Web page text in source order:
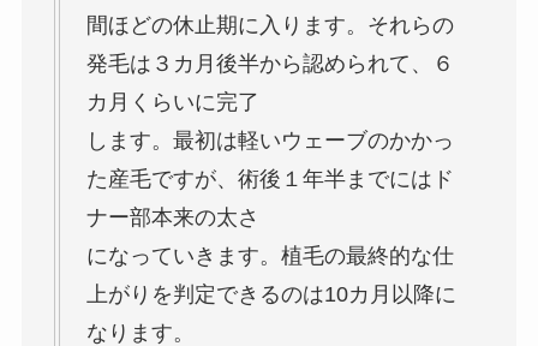
間ほどの休止期に入ります。それらの
発毛は３カ月後半から認められて、６
カ月くらいに完了
します。最初は軽いウェーブのかかっ
た産毛ですが、術後１年半までにはド
ナー部本来の太さ
になっていきます。植毛の最終的な仕
上がりを判定できるのは10カ月以降に
なります。